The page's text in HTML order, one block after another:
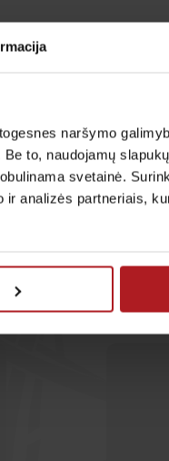
naršymo
to, naudojamų
svetainė.
analizės partneriais,
tyrimų
Plačiau